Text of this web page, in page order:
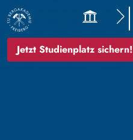
Jetzt Studienplatz sichern!